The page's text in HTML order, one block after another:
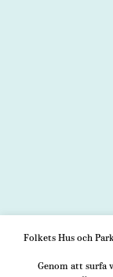
Folkets Hus och
Genom att surfa